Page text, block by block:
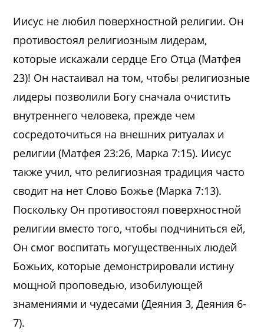
Иисус не любил поверхностной религии. Он
противостоял религиозным лидерам,
которые искажали сердце Его Отца (Матфея
23)! Он настаивал на том, чтобы религиозные
лидеры позволили Богу сначала очистить
внутреннего человека, прежде чем
сосредоточиться на внешних ритуалах и
религии (Матфея 23:26, Марка 7:15). Иисус
также учил, что религиозная традиция часто
сводит на нет Слово Божье (Марка 7:13).
Поскольку Он противостоял поверхностной
религии вместо того, чтобы подчиниться ей,
Он смог воспитать могущественных людей
Божьих, которые демонстрировали истину
мощной проповедью, изобилующей
знамениями и чудесами (Деяния 3, Деяния 6-
7).